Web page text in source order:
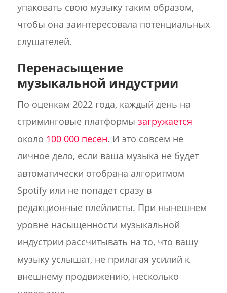
упаковать свою музыку таким образом,
чтобы она заинтересовала потенциальных
слушателей.
Перенасыщение
музыкальной индустрии
По оценкам 2022 года, каждый день на
стриминговые платформы загружается
около 100 000 песен. И это совсем не
личное дело, если ваша музыка не будет
автоматически отобрана алгоритмом
Spotify или не попадет сразу в
редакционные плейлисты. При нынешнем
уровне насыщенности музыкальной
индустрии рассчитывать на то, что вашу
музыку услышат, не прилагая усилий к
внешнему продвижению, несколько